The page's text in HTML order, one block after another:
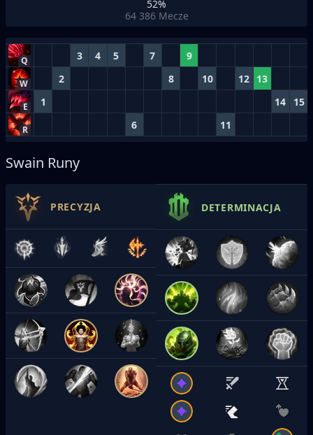
52%
64 386 Mecze
Q 3 4 5 7 9
W 2 8 10 12 13
E 1 14 15
R 6 11
Swain Runy
PRECYZJA DETERMINACJA